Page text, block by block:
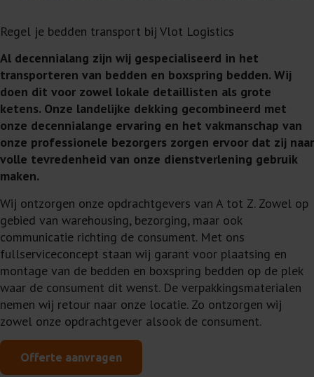
Regel je bedden transport bij Vlot Logistics
Al decennialang zijn wij gespecialiseerd in het
transporteren van bedden en boxspring bedden. Wij
doen dit voor zowel lokale detaillisten als grote
ketens. Onze landelijke dekking gecombineerd met
onze decennialange ervaring en het vakmanschap van
onze professionele bezorgers zorgen ervoor dat zij naar
volle tevredenheid van onze dienstverlening gebruik
maken.
Wij ontzorgen onze opdrachtgevers van A tot Z. Zowel op
gebied van warehousing, bezorging, maar ook
communicatie richting de consument. Met ons
fullserviceconcept staan wij garant voor plaatsing en
montage van de bedden en boxspring bedden op de plek
waar de consument dit wenst. De verpakkingsmaterialen
nemen wij retour naar onze locatie. Zo ontzorgen wij
zowel onze opdrachtgever alsook de consument.
Offerte aanvragen